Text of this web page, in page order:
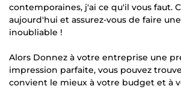
contemporaines, j'ai ce qu'il vous faut.
aujourd'hui et assurez-vous de faire
inoubliable !
Alors Donnez à votre entreprise une
impression parfaite, vous pouvez
convient le mieux à votre budget et à